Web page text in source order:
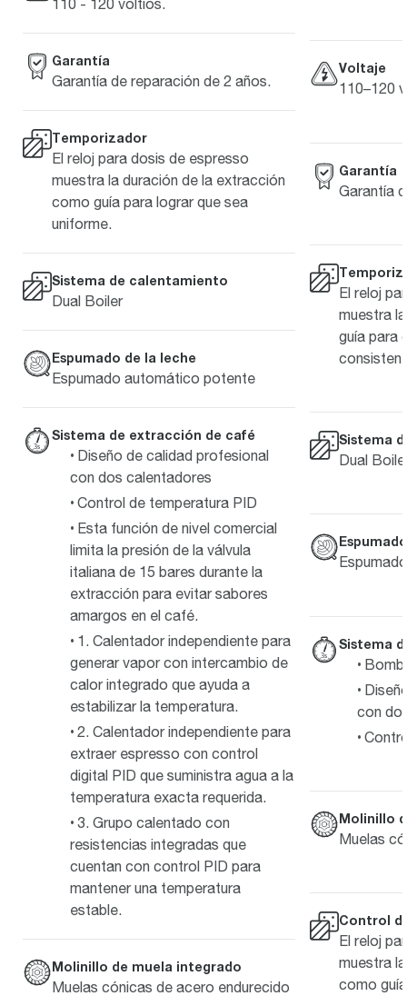
110 - 120 voltios.
Garantía
Garantía de reparación de 2 años.
Temporizador
El reloj para dosis de espresso
muestra la duración de la extracción
como guía para lograr que sea
uniforme.
Sistema de calentamiento
Dual Boiler
Espumado de la leche
Espumado automático potente
Sistema de extracción de café
Diseño de calidad profesional
con dos calentadores
Control de temperatura PID
Esta función de nivel comercial
limita la presión de la válvula
italiana de 15 bares durante la
extracción para evitar sabores
amargos en el café.
1. Calentador independiente para
generar vapor con intercambio de
calor integrado que ayuda a
estabilizar la temperatura.
2. Calentador independiente para
extraer espresso con control
digital PID que suministra agua a la
temperatura exacta requerida.
3. Grupo calentado con
resistencias integradas que
cuentan con control PID para
mantener una temperatura
estable.
Molinillo de muela integrado
Muelas cónicas de acero endurecido
Voltaje
110–120
Garantía
Garantía
El reloj
muestra
guía para
Sistema
Dual
Sistema
con
Molinillo
Muelas
Control
El reloj
muestra
como